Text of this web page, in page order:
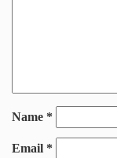
Name *
Email *